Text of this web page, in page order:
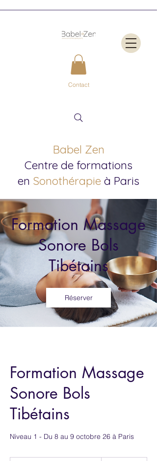
Babel Zen
Centre de formations
en Sonothérapie à Paris
Contact
Formation Massage
Sonore Bols
Tibétains
Réserver
Formation Massage
Sonore Bols
Tibétains
Niveau 1 - Du 8 au 9 octobre 26 à Paris